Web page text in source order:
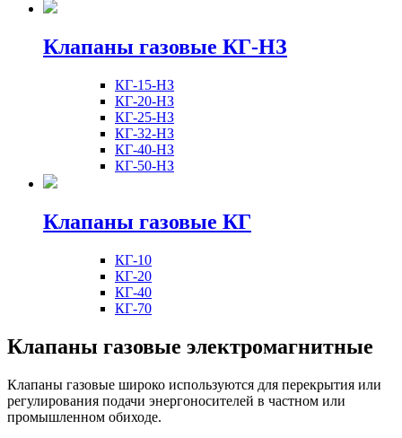
Клапаны газовые КГ-НЗ
КГ-15-НЗ
КГ-20-НЗ
КГ-25-НЗ
КГ-32-НЗ
КГ-40-НЗ
КГ-50-НЗ
Клапаны газовые КГ
КГ-10
КГ-20
КГ-40
КГ-70
Клапаны газовые электромагнитные
Клапаны газовые широко используются для перекрытия или
регулирования подачи энергоносителей в частном или
промышленном обиходе.